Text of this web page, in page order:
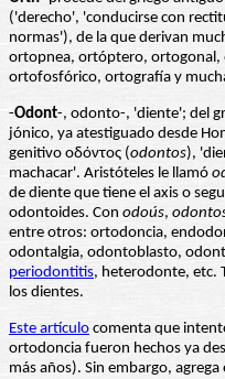
('derecho', 'conducirse con
normas'), de la que derivan
ortopnea, ortóptero, ortogonal,
ortofosfórico, ortografía y
-Odont-, odonto-, 'diente'; del
jónico, ya atestiguado desde
genitivo οδόντος (odontos),
machacar'. Aristóteles le llamó
de diente que tiene el axis o
odontoides. Con odoús,
entre otros: ortodoncia,
odontalgia, odontoblasto,
periodontitis, heterodonte, etc.
los dientes.
Este artículo comenta que
ortodoncia fueron hechos ya
más años). Sin embargo,